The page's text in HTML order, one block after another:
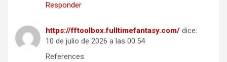
Responder
https://fftoolbox.fulltimefantasy.com/ dice:
10 de julio de 2026 a las 00:54
References: